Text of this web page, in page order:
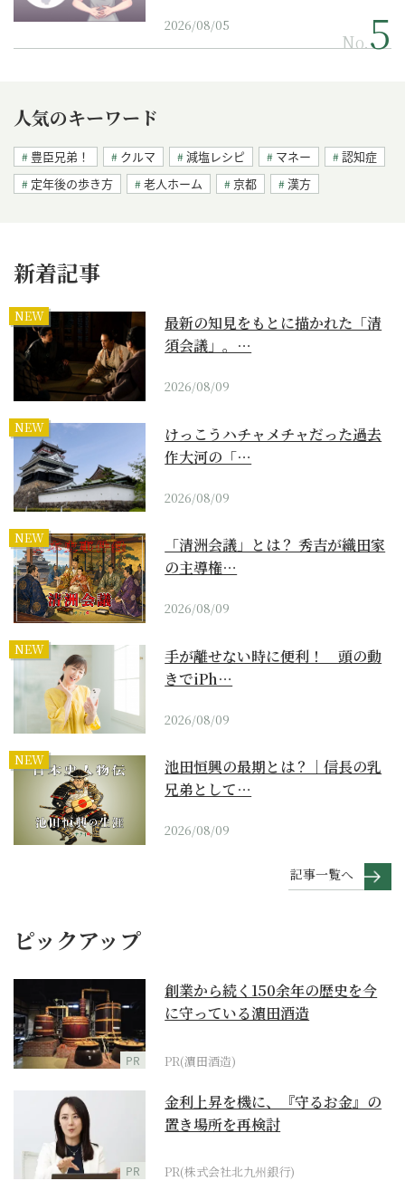
2026/08/05
No.
人気のキーワード
豊臣兄弟！ クルマ 減塩レシピ マネー
認知症
定年後の歩き方
老人ホーム 京都 漢方
新着記事
NEW
最新の知見をもとに描かれた「清
須会議」。…
2026/08/09
NEW
けっこうハチャメチャだった過去
作大河の「…
2026/08/09
NEW
「清洲会議」とは？ 秀吉が織田家
の主導権…
2026/08/09
NEW
手が離せない時に便利！ 頭の動
きでiPh…
2026/08/09
NEW
池田恒興の最期とは？｜信長の乳
兄弟として…
2026/08/09
記事一覧へ
ピックアップ
PR
創業から続く150余年の歴史を今
に守っている濵田酒造
PR(濵田酒造)
PR
金利上昇を機に、『守るお金』の
置き場所を再検討
PR(株式会社北九州銀行)